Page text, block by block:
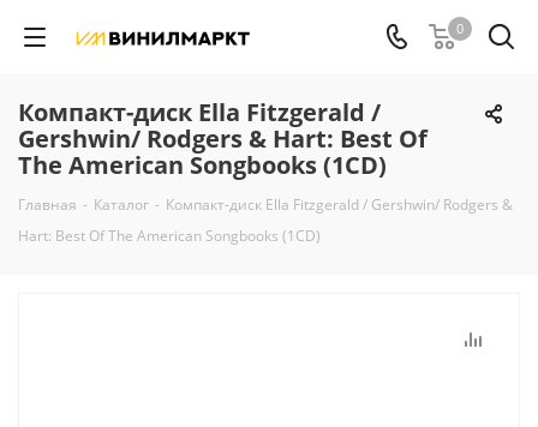
0
Компакт-диск Ella Fitzgerald /
Gershwin/ Rodgers & Hart: Best Of
The American Songbooks (1CD)
Главная - Каталог - Компакт-диск Ella Fitzgerald / Gershwin/ Rodgers &
Hart: Best Of The American Songbooks (1CD)